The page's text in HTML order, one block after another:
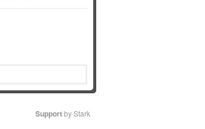
Supportby Stark